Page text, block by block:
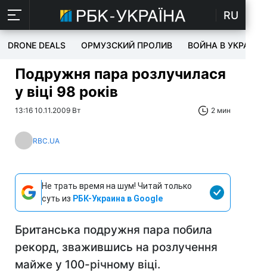
RU
DRONE DEALS ОРМУЗСКИЙ ПРОЛИВ ВОЙНА В УКРАИНЕ
Подружня пара розлучилася
у віці 98 років
13:16 10.11.2009 Вт 2 мин
RBC.UA
Не трать время на шум! Читай только
суть из РБК-Украина в Google
Британська подружня пара побила
рекорд, зважившись на розлучення
майже у 100-річному віці.